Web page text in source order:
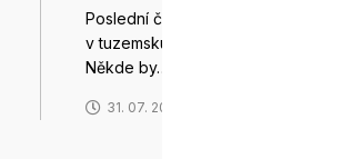
Poslední červencový den bude
v tuzemsku mimořádně horký.
Někde by…
31. 07. 2026